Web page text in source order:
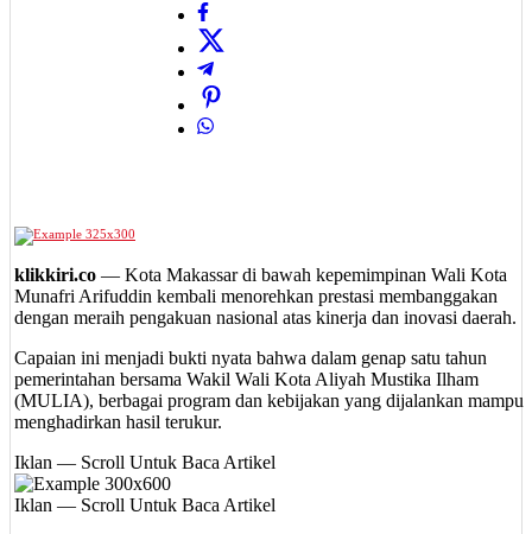
klikkiri.co — Kota Makassar di bawah kepemimpinan Wali Kota
Munafri Arifuddin kembali menorehkan prestasi membanggakan
dengan meraih pengakuan nasional atas kinerja dan inovasi daerah.
Capaian ini menjadi bukti nyata bahwa dalam genap satu tahun
pemerintahan bersama Wakil Wali Kota Aliyah Mustika Ilham
(MULIA), berbagai program dan kebijakan yang dijalankan mampu
menghadirkan hasil terukur.
Iklan — Scroll Untuk Baca Artikel
Iklan — Scroll Untuk Baca Artikel